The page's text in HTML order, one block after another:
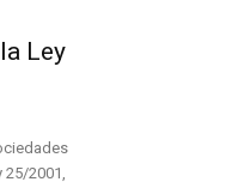
Ley
25/2001,